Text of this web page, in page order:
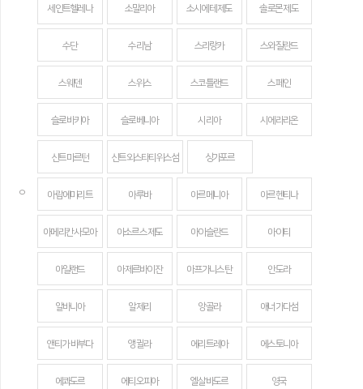
세인트헬레나 소말리아 소시에테 제도 솔로몬 제도
수단 수리남 스리랑카 스와질란드
스웨덴 스위스 스코틀랜드 스페인
슬로바키아 슬로베니아 시리아 시에라리온
신트마르턴 신트외스타티위스섬 싱가포르
ㅇ 아랍에미리트 아루바 아르메니아 아르헨티나
아메리칸 사모아 아소르스 제도 아이슬란드 아이티
아일랜드 아제르바이잔 아프가니스탄 안도라
알바니아 알제리 앙골라 애너가다섬
앤티가 바부다 앵귈라 에리트레아 에스토니아
에콰도르 에티오피아 엘살바도르 영국